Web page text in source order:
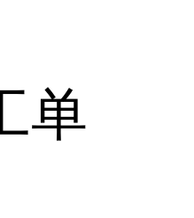
单